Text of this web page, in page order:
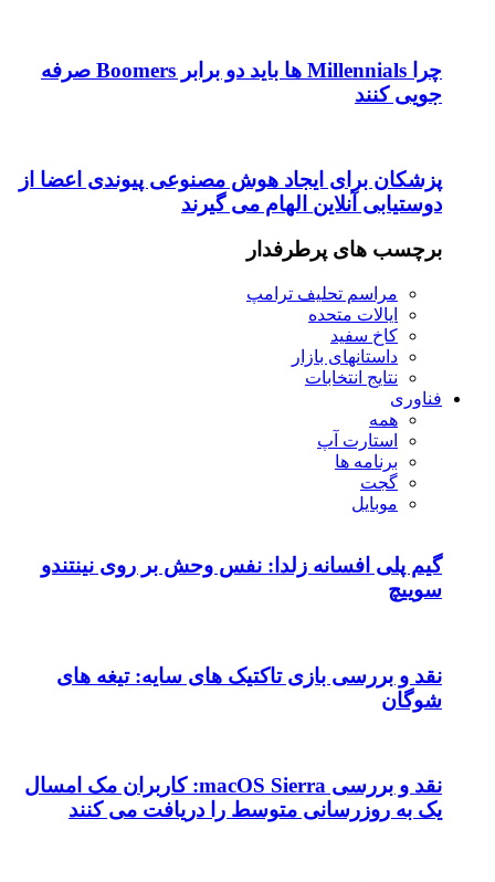
چرا Millennials ها باید دو برابر Boomers صرفه
جویی کنند
پزشکان برای ایجاد هوش مصنوعی پیوندی اعضا از
دوستیابی آنلاین الهام می گیرند
برچسب های پرطرفدار
مراسم تحلیف ترامپ
ایالات متحده
کاخ سفید
داستانهای بازار
نتایج انتخابات
فناوری
همه
استارت آپ
برنامه ها
گجت
موبایل
گیم پلی افسانه زلدا: نفس وحش بر روی نینتندو
سوییچ
نقد و بررسی بازی تاکتیک های سایه: تیغه های
شوگان
نقد و بررسی macOS Sierra: کاربران مک امسال
یک به روزرسانی متوسط را دریافت می کنند